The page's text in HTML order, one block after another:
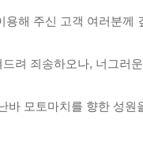
용해 주신 고객 여러분께
려 죄송하오나, 너그러
바 모토마치를 향한 성원